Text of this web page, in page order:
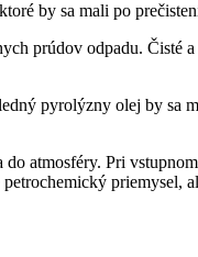
by sa mali po
prúdov odpadu. Čisté
pyrolýzny olej by sa
atmosféry. Pri
priemysel,